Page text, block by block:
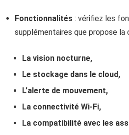
Fonctionnalités : vérifiez les
supplémentaires que propose la
La vision nocturne,
Le stockage dans le cloud,
L’alerte de mouvement,
La connectivité Wi-Fi,
La compatibilité avec les